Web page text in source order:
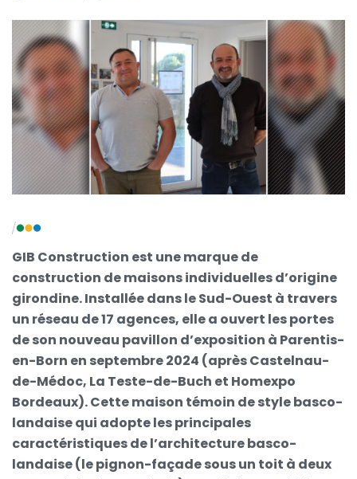
GIB Construction est une marque de
construction de maisons individuelles d’origine
girondine. Installée dans le Sud-Ouest à travers
un réseau de 17 agences, elle a ouvert les portes
de son nouveau pavillon d’exposition à Parentis-
en-Born en septembre 2024 (après Castelnau-
de-Médoc, La Teste-de-Buch et Homexpo
Bordeaux). Cette maison témoin de style basco-
landaise qui adopte les principales
caractéristiques de l’architecture basco-
landaise (le pignon-façade sous un toit à deux